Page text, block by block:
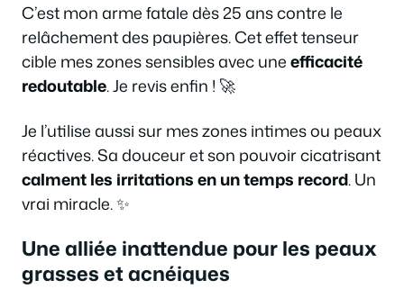
C’est mon arme fatale dès 25 ans contre le
relâchement des paupières. Cet effet tenseur
cible mes zones sensibles avec uneefficacité
redoutable. Je revis enfin ! 🚀
Je l’utilise aussi sur mes zones intimes ou peaux
réactives. Sa douceur et son pouvoir cicatrisant
calment les irritations en un temps record. Un
vrai miracle. ✨
Une alliée inattendue pour les peaux
grasses et acnéiques